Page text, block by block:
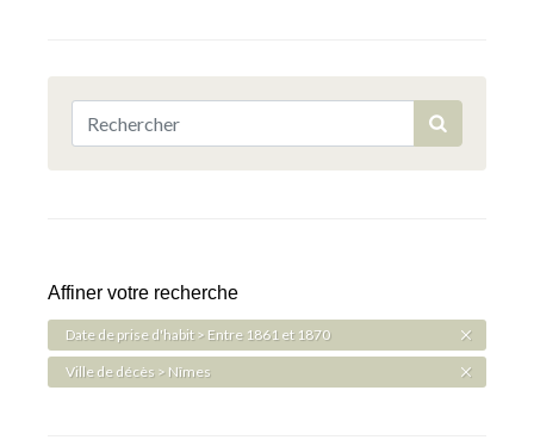
Affiner votre recherche
Date de prise d'habit > Entre 1861 et 1870
Ville de décès > Nîmes